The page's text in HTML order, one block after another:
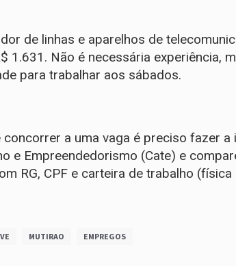
de linhas e aparelhos de
1.631. Não é necessária experiência,
para trabalhar aos sábados.
a uma vaga é preciso fazer
e Empreendedorismo (Cate) e
RG, CPF e carteira de trabalho
MUTIRAO EMPREGOS